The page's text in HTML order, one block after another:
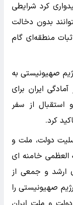
کرد شرایطی
بدون دخالت
منطقه‌ای گام
صهیونیستی به
ایران برای
استقبال از سفر
کرد.
دولت، ملت و
خامنه ای
ارشد و جمعی از
صهیونیستی را